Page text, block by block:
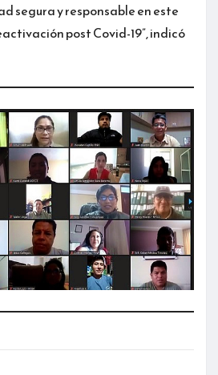
segura y responsable en este
post Covid-19”, indicó